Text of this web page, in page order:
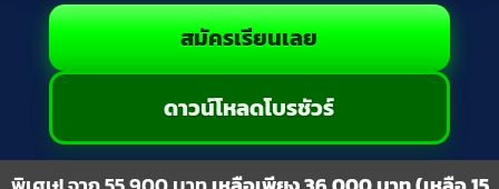
สมัครเรียนเลย
ดาวน์โหลดโบรชัวร์